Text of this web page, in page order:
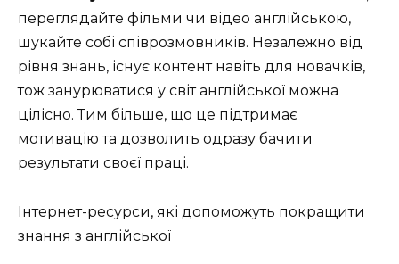
переглядайте фільми чи відео англійською,
шукайте собі співрозмовників. Незалежно від
рівня знань, існує контент навіть для новачків,
тож занурюватися у світ англійської можна
цілісно. Тим більше, що це підтримає
мотивацію та дозволить одразу бачити
результати своєї праці.
Інтернет-ресурси, які допоможуть покращити
знання з англійської